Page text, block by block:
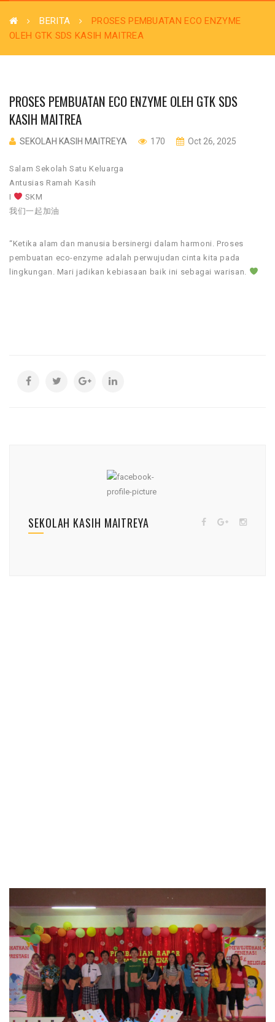
BERITA
PROSES PEMBUATAN ECO ENZYME
OLEH GTK SDS KASIH MAITREA
PROSES PEMBUATAN ECO ENZYME OLEH GTK SDS
KASIH MAITREA
SEKOLAH KASIH MAITREYA 170 Oct 26, 2025
Salam Sekolah Satu Keluarga
Antusias Ramah Kasih
I
SKM
我们一起加油
“Ketika alam dan manusia bersinergi dalam harmoni. Proses
pembuatan eco-enzyme adalah perwujudan cinta kita pada
lingkungan. Mari jadikan kebiasaan baik ini sebagai warisan.
SEKOLAH KASIH MAITREYA